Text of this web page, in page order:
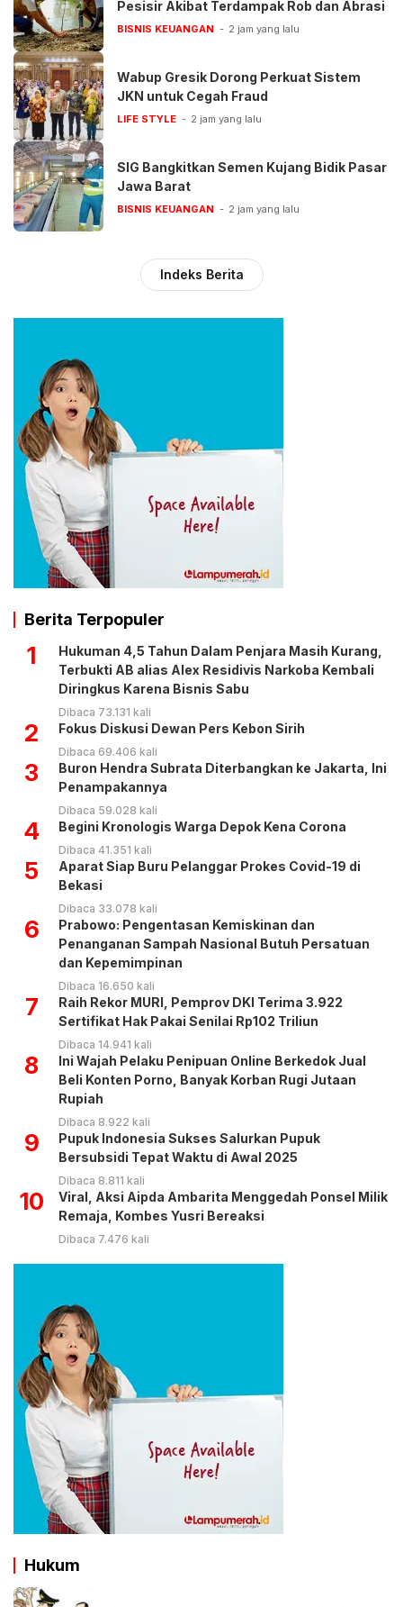
Pesisir Akibat Terdampak Rob dan Abrasi
BISNIS KEUANGAN 2 jam yang lalu
Wabup Gresik Dorong Perkuat Sistem
JKN untuk Cegah Fraud
LIFE STYLE 2 jam yang lalu
SIG Bangkitkan Semen Kujang Bidik Pasar
Jawa Barat
BISNIS KEUANGAN 2 jam yang lalu
Indeks Berita
Berita Terpopuler
1
Hukuman 4,5 Tahun Dalam Penjara Masih Kurang,
Terbukti AB alias Alex Residivis Narkoba Kembali
Diringkus Karena Bisnis Sabu
Dibaca 73.131 kali
2 Fokus Diskusi Dewan Pers Kebon Sirih
Dibaca 69.406 kali
3
Buron Hendra Subrata Diterbangkan ke Jakarta, Ini
Penampakannya
Dibaca 59.028 kali
4 Begini Kronologis Warga Depok Kena Corona
Dibaca 41.351 kali
5
Aparat Siap Buru Pelanggar Prokes Covid-19 di
Bekasi
Dibaca 33.078 kali
6
Prabowo: Pengentasan Kemiskinan dan
Penanganan Sampah Nasional Butuh Persatuan
dan Kepemimpinan
Dibaca 16.650 kali
7
Raih Rekor MURI, Pemprov DKI Terima 3.922
Sertifikat Hak Pakai Senilai Rp102 Triliun
Dibaca 14.941 kali
8
Ini Wajah Pelaku Penipuan Online Berkedok Jual
Beli Konten Porno, Banyak Korban Rugi Jutaan
Rupiah
Dibaca 8.922 kali
9
Pupuk Indonesia Sukses Salurkan Pupuk
Bersubsidi Tepat Waktu di Awal 2025
Dibaca 8.811 kali
10
Viral, Aksi Aipda Ambarita Menggedah Ponsel Milik
Remaja, Kombes Yusri Bereaksi
Dibaca 7.476 kali
Hukum